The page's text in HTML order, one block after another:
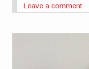
Leave a comment